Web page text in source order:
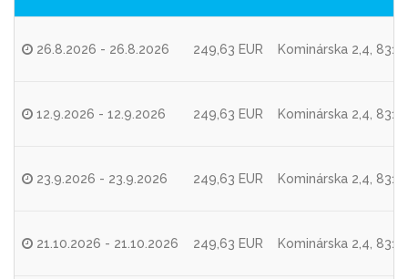
26.8.2026 - 26.8.2026 249,63 EUR Kominárska 2,4,
12.9.2026 - 12.9.2026 249,63 EUR Kominárska 2,4,
23.9.2026 - 23.9.2026 249,63 EUR Kominárska 2,4,
21.10.2026 - 21.10.2026 249,63 EUR Kominárska 2,4,